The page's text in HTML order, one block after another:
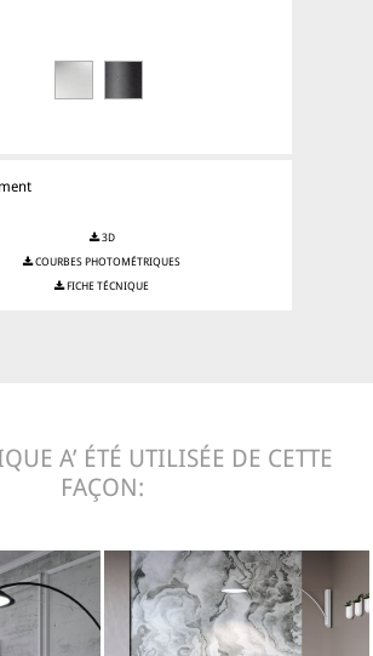
3D
COURBES PHOTOMÉTRIQUES
FICHE TÉCNIQUE
A’ ÉTÉ UTILISÉE DE CETTE
FAÇON: